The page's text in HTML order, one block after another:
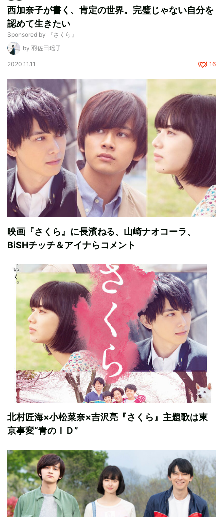
西加奈子が書く、肯定の世界。完璧じゃない自分を
認めて生きたい
Sponsored by 『さくら』
by 羽佐田瑶子
2020.11.11 16
映画『さくら』に長濱ねる、山崎ナオコーラ、
BiSHチッチ＆アイナらコメント
北村匠海×小松菜奈×吉沢亮『さくら』主題歌は東
京事変“青のＩＤ”